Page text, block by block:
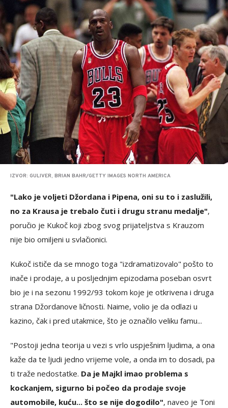
IZVOR: GULIVER, BRIAN BAHR/GETTY IMAGES NORTH AMERICA
"Lako je voljeti Džordana i Pipena, oni su to i zaslužili,
no za Krausa je trebalo čuti i drugu stranu medalje",
poručio je Kukoč koji zbog svog prijateljstva s Krauzom
nije bio omiljeni u svlačionici.
Kukoč ističe da se mnogo toga "izdramatizovalo" pošto to
inače i prodaje, a u posljednjim epizodama poseban osvrt
bio je i na sezonu 1992/93 tokom koje je otkrivena i druga
strana Džordanove ličnosti. Naime, volio je da odlazi u
kazino, čak i pred utakmice, što je označilo veliku famu...
"Postoji jedna teorija u vezi s vrlo uspješnim ljudima, a ona
kaže da te ljudi jedno vrijeme vole, a onda im to dosadi, pa
ti traže nedostatke. Da je Majkl imao problema s
kockanjem, sigurno bi počeo da prodaje svoje
automobile, kuću... što se nije dogodilo", naveo je Toni